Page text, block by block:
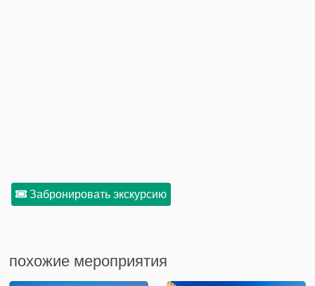
Забронировать экскурсию
похожие мероприятия